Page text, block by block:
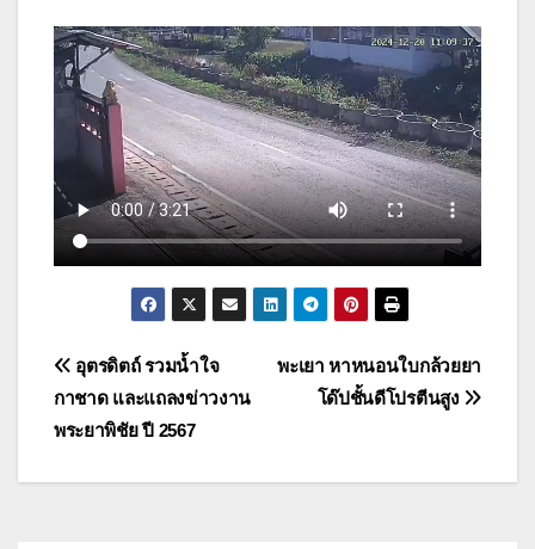
แนะแนว
เรื่อง
พะเยา หาหนอนใบกล้วยยา
โด๊ปชั้นดีโปรตีนสูง
อุตรดิตถ์ รวมน้ำใจ
กาชาด และแถลงข่าวงาน
พระยาพิชัย ปี 2567